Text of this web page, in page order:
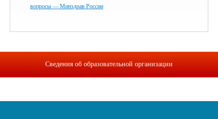
вопросы — Минздрав России
Сведения об образовательной организации